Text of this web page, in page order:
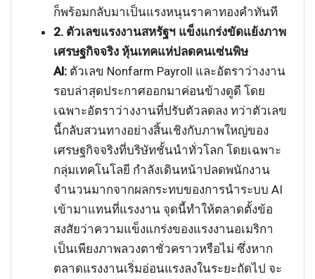
ก็พร้อมกลับมาเป็นแรงหนุนราคาทองคำทันที
2. ตัวเลขแรงงานสหรัฐฯ แข็งแกร่งขัดแย้งภาพ
เศรษฐกิจจริง หุ้นเทคแห่ปลดคนเซ่นพิษ
AI: ตัวเลข Nonfarm Payroll และอัตราว่างงาน
รอบล่าสุดประกาศออกมาค่อนข้างดูดี โดย
เฉพาะอัตราว่างงานที่ปรับตัวลดลง ทว่าตัวเลข
นี้กลับสวนทางอย่างสิ้นเชิงกับภาพใหญ่ของ
เศรษฐกิจจริงที่บริษัทชั้นนำทั่วโลก โดยเฉพาะ
กลุ่มเทคโนโลยี กำลังเดินหน้าปลดพนักงาน
จำนวนมากจากผลกระทบของการนำระบบ AI
เข้ามาแทนที่แรงงาน จุดนี้ทำให้ตลาดตั้งข้อ
สงสัยว่าความแข็งแกร่งของแรงงานอเมริกา
เป็นเพียงภาพลวงตาชั่วคราวหรือไม่ ซึ่งหาก
ตลาดแรงงานเริ่มอ่อนแรงลงในระยะถัดไป จะ